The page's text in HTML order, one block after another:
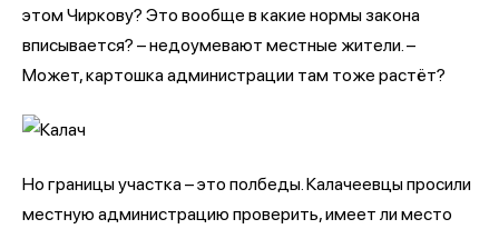
этом Чиркову? Это вообще в какие нормы закона
вписывается? – недоумевают местные жители. –
Может, картошка администрации там тоже растёт?
Но границы участка – это полбеды. Калачеевцы просили
местную администрацию проверить, имеет ли место